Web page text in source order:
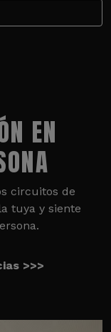
EN
circuitos de
tuya y siente
>>>